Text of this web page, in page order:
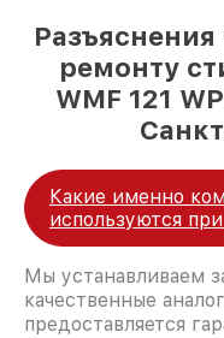
ремонту
WMF 121
Какие именно
используются
Мы устанавливаем
качественные
предоставляется